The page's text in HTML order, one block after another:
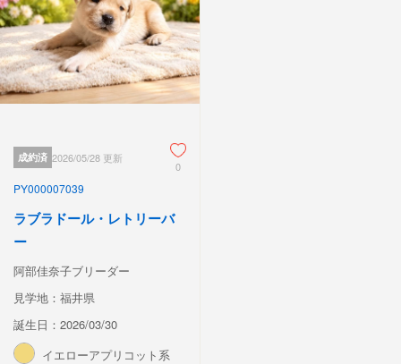
成約済 2026/05/28 更新
0
PY000007039
ラブラドール・レトリーバ
ー
阿部佳奈子ブリーダー
見学地：福井県
誕生日：2026/03/30
イエローアプリコット系